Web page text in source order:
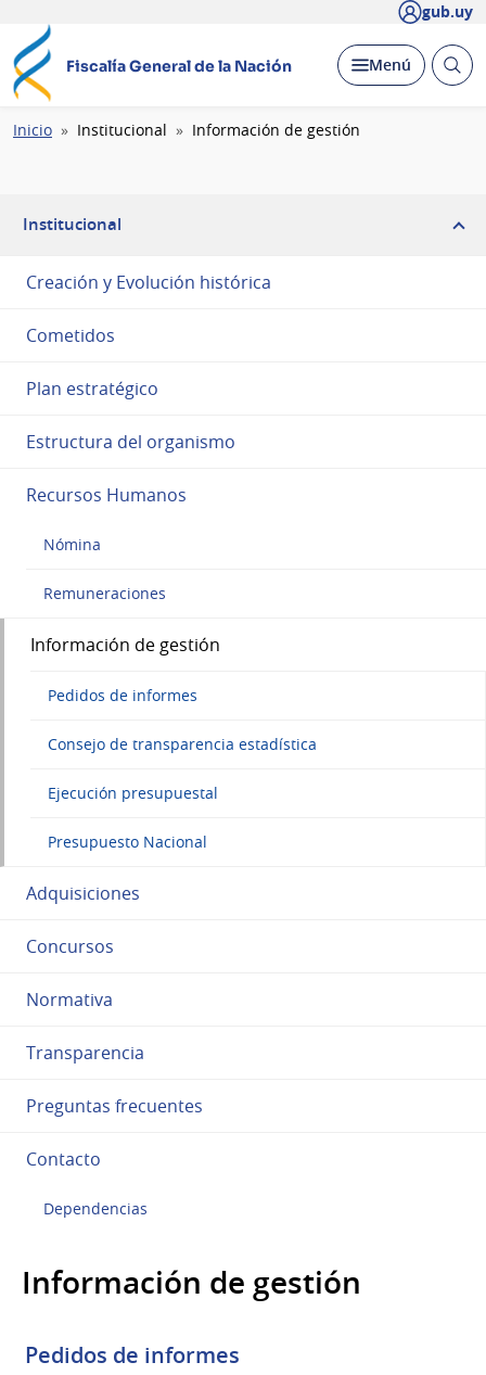
gub.uy
Fiscalía General de la Nación Desplegar
Menú Abrir
Ruta
Inicio Institucional Información de gestión
Institucional
Creación y Evolución histórica
Cometidos
Plan estratégico
Estructura del organismo
Recursos Humanos
Nómina
Remuneraciones
Información de gestión
Pedidos de informes
Consejo de transparencia estadística
Ejecución presupuestal
Presupuesto Nacional
Adquisiciones
Concursos
Normativa
Transparencia
Preguntas frecuentes
Contacto
Dependencias
Información de gestión
Pedidos de informes